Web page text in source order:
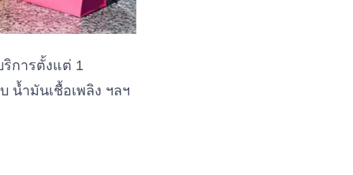
การตั้งแต่ 1
น้ำมันเชื้อเพลิง ฯลฯ